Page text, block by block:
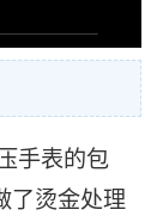
手表的包
了烫金处理